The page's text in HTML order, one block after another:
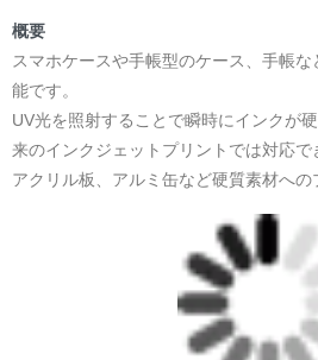
概要
スマホケースや手帳型のケース、手帳
能です。
UV光を照射することで瞬時にインクが
来のインクジェットプリントでは対応
アクリル板、アルミ缶など硬質素材への